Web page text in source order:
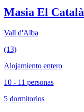
Masia El Català
Vall d'Alba
(13)
Alojamiento entero
10 - 11 personas
5 dormitorios